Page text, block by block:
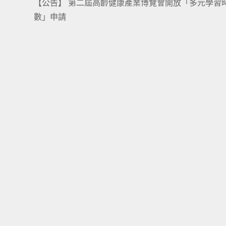
more
articles
【公告】 第二屆高齡健康產業博覽會開放「多元學習
數」申請